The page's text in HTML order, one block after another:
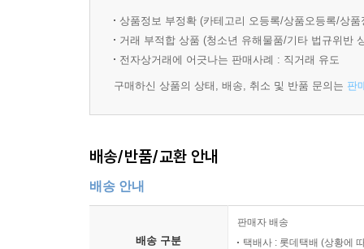
만점대비 중간점검 05
SEC 6. 28문항 유형독해 모의고사
유형독해 모의고사 03
상품정보 부정확 (카테고리 오등록/상품오등록/상
거래 부적합 상품 (청소년 유해물품/기타 법규위반
전자상거래에 어긋나는 판매사례 : 직거래 유도
구매하신 상품의 상태, 배송, 취소 및 반품 문의는 판
배송/반품/교환 안내
배송 안내
배송 구분
판매자 배송
택배사 : 롯데택배 (상황에